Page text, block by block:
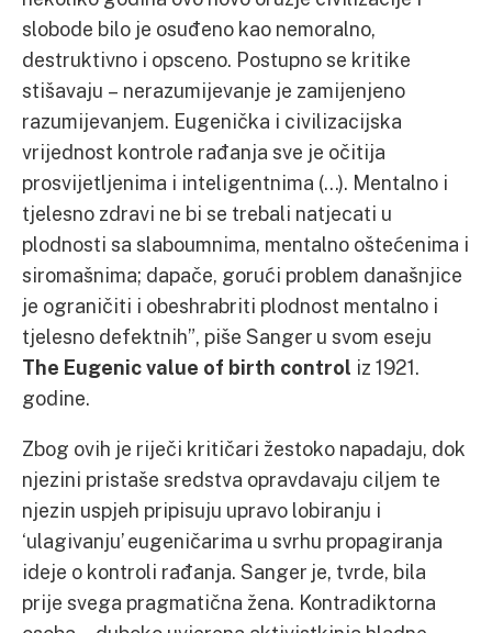
slobode bilo je osuđeno kao nemoralno,
destruktivno i opsceno. Postupno se kritike
stišavaju – nerazumijevanje je zamijenjeno
razumijevanjem. Eugenička i civilizacijska
vrijednost kontrole rađanja sve je očitija
prosvijetljenima i inteligentnima (…). Mentalno i
tjelesno zdravi ne bi se trebali natjecati u
plodnosti sa slaboumnima, mentalno oštećenima i
siromašnima; dapače, gorući problem današnjice
je ograničiti i obeshrabriti plodnost mentalno i
tjelesno defektnih”, piše Sanger u svom eseju
The Eugenic value of birth control iz 1921.
godine.
Zbog ovih je riječi kritičari žestoko napadaju, dok
njezini pristaše sredstva opravdavaju ciljem te
njezin uspjeh pripisuju upravo lobiranju i
‘ulagivanju’ eugeničarima u svrhu propagiranja
ideje o kontroli rađanja. Sanger je, tvrde, bila
prije svega pragmatična žena. Kontradiktorna